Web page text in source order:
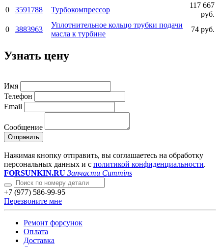
0
3591788 Турбокомпрессор
117 667
руб.
0
3883963
Уплотнительное кольцо трубки подачи
масла к турбине
74 руб.
Узнать цену
Имя
Телефон
Email
Сообщение
Отправить
Нажимая кнопку отправить, вы соглашаетесь на обработку
персональных данных и с политикой конфиденциальности.
FORSUNKIN.RU Запчасти Cummins
+7 (977) 586-99-95
Перезвоните мне
Ремонт форсунок
Оплата
Доставка